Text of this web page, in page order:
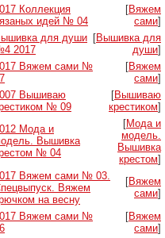
Коллекция
идей № 04
[Вяжем
сами]
для души
2017
[Вышивка для
души]
Вяжем сами №
[Вяжем
сами]
Вышиваю
№ 09
[Вышиваю
крестиком]
Мода и
Вышивка
№ 04
[Мода и
модель.
Вышивка
крестом]
Вяжем сами № 03.
Вяжем
на весну
[Вяжем
сами]
Вяжем сами №
[Вяжем
сами]